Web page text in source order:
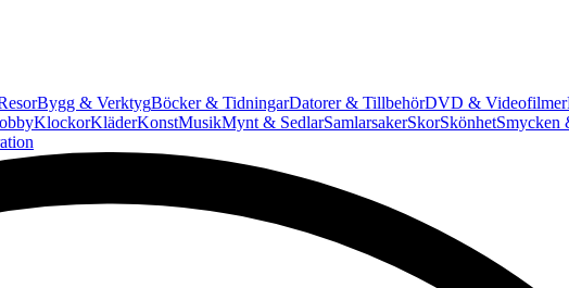
Bygg & VerktygBöcker & TidningarDatorer & TillbehörDVD & Videofilmer
KlockorKläderKonstMusikMynt & SedlarSamlarsakerSkorSkönhetSmycken